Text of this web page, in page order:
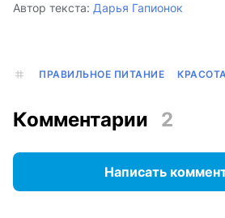
Автор текста: Дарья Гапионок
ПРАВИЛЬНОЕ ПИТАНИЕ
Комментарии 2
Написать